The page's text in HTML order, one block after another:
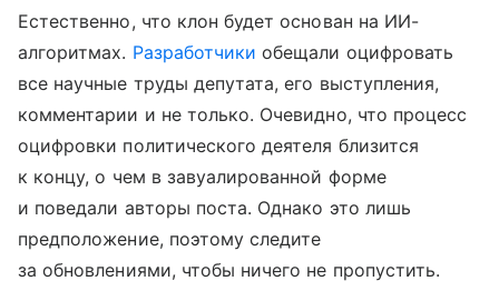
Естественно, что клон будет основан на ИИ-
алгоритмах. Разработчики обещали оцифровать
все научные труды депутата, его выступления,
комментарии и не только. Очевидно, что процесс
оцифровки политического деятеля близится
к концу, о чем в завуалированной форме
и поведали авторы поста. Однако это лишь
предположение, поэтому следите
за обновлениями, чтобы ничего не пропустить.